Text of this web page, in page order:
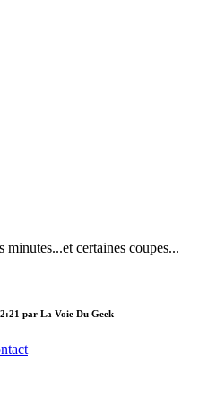
certaines coupes...
par La Voie Du Geek